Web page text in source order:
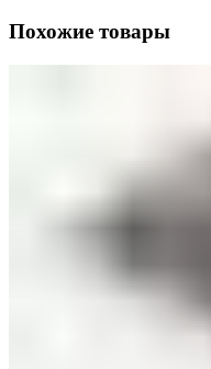
Похожие товары